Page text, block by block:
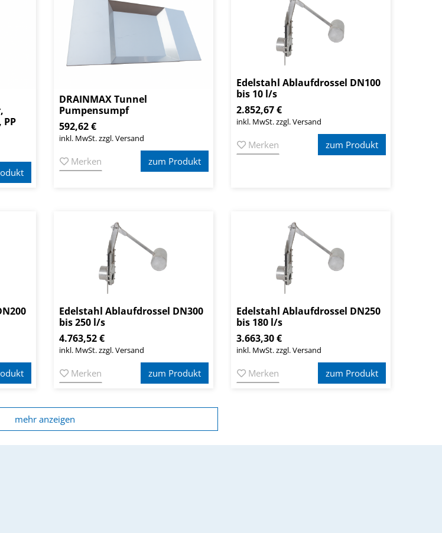
PP
DRAINMAX Tunnel
Pumpensumpf
592,62 €
inkl. MwSt. zzgl. Versand
Merken zum Produkt
Edelstahl Ablaufdrossel DN100
bis 10 l/s
2.852,67 €
inkl. MwSt. zzgl. Versand
Merken zum Produkt
Edelstahl Ablaufdrossel DN300
bis 250 l/s
4.763,52 €
inkl. MwSt. zzgl. Versand
Merken zum Produkt
Edelstahl Ablaufdrossel DN250
bis 180 l/s
3.663,30 €
inkl. MwSt. zzgl. Versand
Merken zum Produkt
mehr anzeigen